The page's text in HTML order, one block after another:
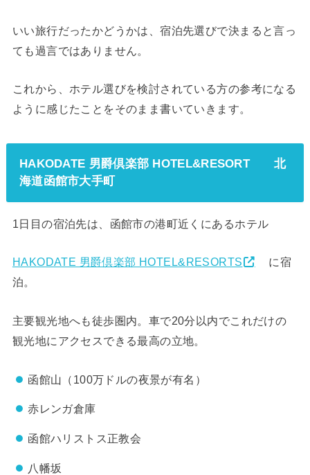
いい旅行だったかどうかは、宿泊先選びで決まると言っ
ても過言ではありません。
これから、ホテル選びを検討されている方の参考になる
ように感じたことをそのまま書いていきます。
HAKODATE 男爵倶楽部 HOTEL&RESORT 北
海道函館市大手町
1日目の宿泊先は、函館市の港町近くにあるホテル
HAKODATE 男爵倶楽部 HOTEL&RESORTS
に宿
泊。
主要観光地へも徒歩圏内。車で20分以内でこれだけの
観光地にアクセスできる最高の立地。
函館山（100万ドルの夜景が有名）
赤レンガ倉庫
函館ハリストス正教会
八幡坂